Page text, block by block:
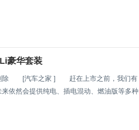
豪华套装
删除 [汽车之家 ] 赶在上市之前，我们有
依然会提供纯电、插电混动、燃油版等多种